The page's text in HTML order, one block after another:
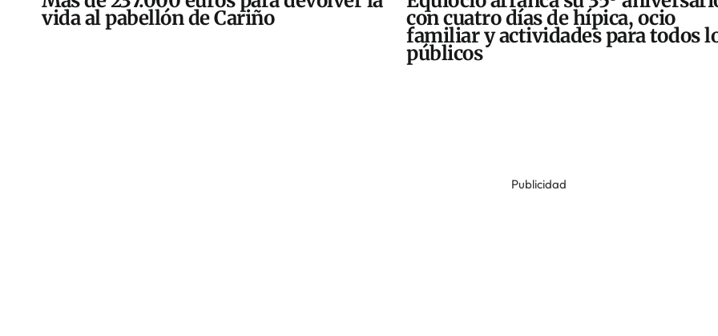
vida al pabellón de Cariño con cuatro días de hípica, ocio
familiar y actividades para todos
públicos
Publicidad